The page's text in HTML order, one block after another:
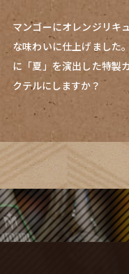
マンゴーにオレンジリキ
な味わいに仕上げました
に「夏」を演出した特製
クテルにしますか？